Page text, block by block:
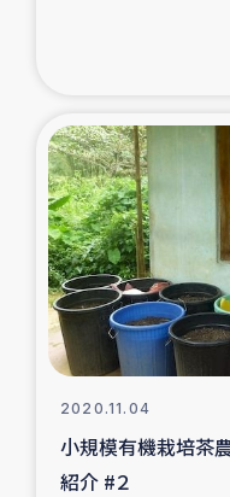
タイ国境
漁民によ
レバノンでの
レバノンでの
2020.11.04
小規模有機栽培茶
紹介 #２